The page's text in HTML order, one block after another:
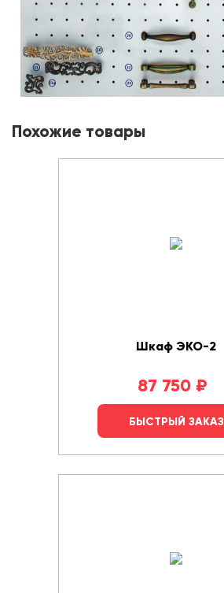
Похожие товары
Шкаф ЭКО-2
87 750 ₽
БЫСТРЫЙ ЗАКАЗ